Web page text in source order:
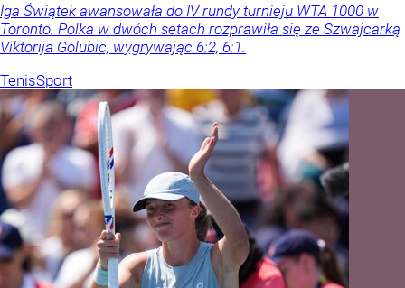
Iga Świątek awansowała do IV rundy turnieju WTA 1000 w
Toronto. Polka w dwóch setach rozprawiła się ze Szwajcarką
Viktorija Golubic, wygrywając 6:2, 6:1.
TenisSport